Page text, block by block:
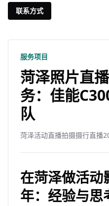
联系方式
服务项目
菏泽照片直
务：佳能
队
菏泽活动直播拍摄摄行直播
在菏泽做活动
年：经验与思